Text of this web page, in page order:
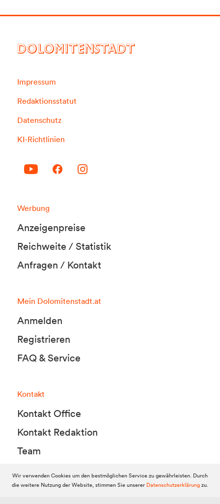
DOLOMITENSTADT
Impressum
Redaktionsstatut
Datenschutz
KI-Richtlinien
Werbung
Anzeigenpreise
Reichweite / Statistik
Anfragen / Kontakt
Mein Dolomitenstadt.at
Anmelden
Registrieren
FAQ & Service
Kontakt
Kontakt Office
Kontakt Redaktion
Team
© 2010-2026 Dolomitenstadt.at
Wir verwenden Cookies um den bestmöglichen Service zu gewährleisten. Durch
die weitere Nutzung der Website, stimmen Sie unserer Datenschutzerklärungzu.